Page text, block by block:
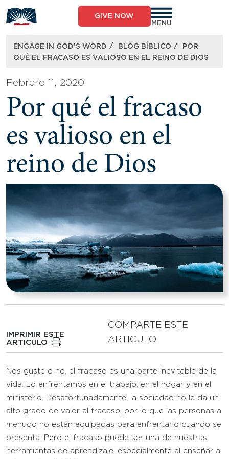
to
content
GIVE NOW
MENU
ENGAGE IN GOD’S WORD / BLOG BÍBLICO /
POR
QUÉ EL FRACASO ES VALIOSO EN EL REINO DE DIOS
Febrero 11, 2020
Por qué el fracaso
es valioso en el
reino de Dios
IMPRIMIR ESTE
ARTICULO
COMPARTE ESTE
ARTICULO
Nos guste o no, el fracaso es una parte inevitable de la
vida. Lo enfrentamos en el trabajo, en el hogar y en el
ministerio. Desafortunadamente, la sociedad no le da un
alto grado de valor al fracaso, por lo que las personas a
menudo no están equipadas para enfrentarlo cuando se
presenta. Pero el fracaso puede ser una de nuestras
herramientas de aprendizaje, especialmente al enseñar a